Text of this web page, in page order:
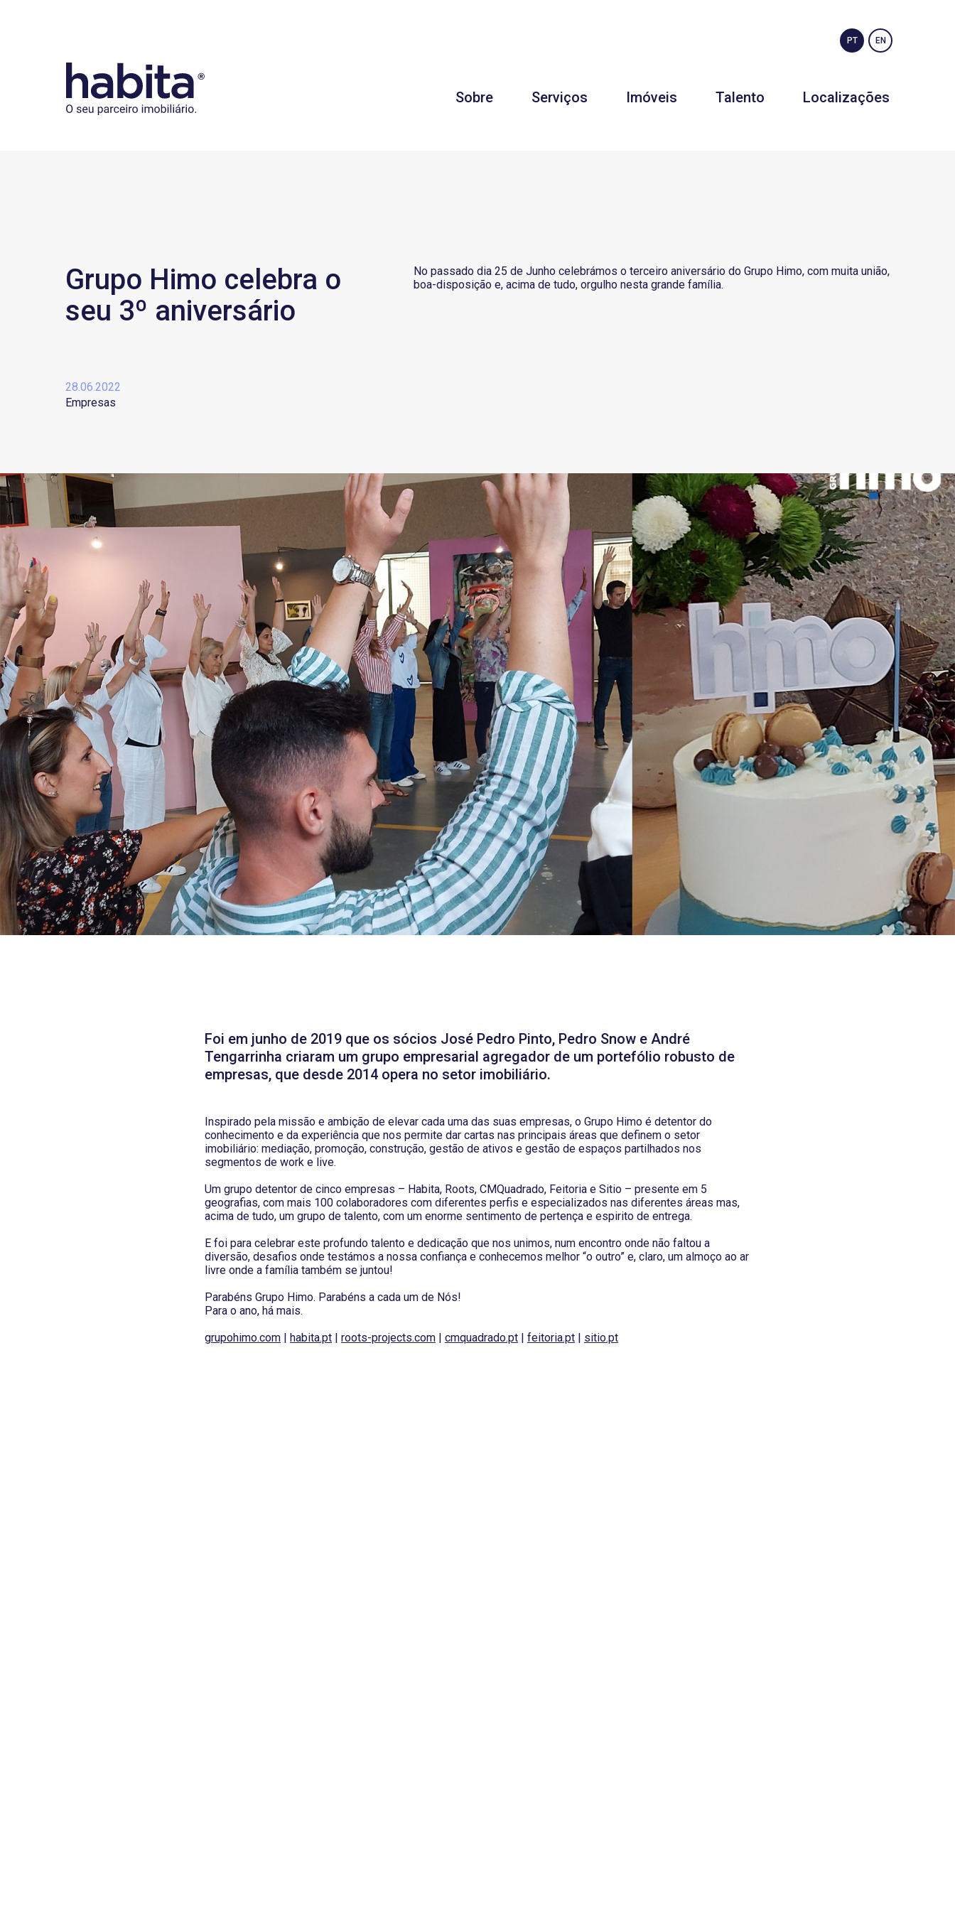
PT EN
Sobre Serviços Imóveis Talento Localizações
Grupo Himo celebra o
seu 3º aniversário
No passado dia 25 de Junho celebrámos o terceiro aniversário do Grupo Himo, com muita união,
boa-disposição e, acima de tudo, orgulho nesta grande família.
28.06.2022
Empresas
Foi em junho de 2019 que os sócios José Pedro Pinto, Pedro Snow e André
Tengarrinha criaram um grupo empresarial agregador de um portefólio robusto de
empresas, que desde 2014 opera no setor imobiliário.
Inspirado pela missão e ambição de elevar cada uma das suas empresas, o Grupo Himo é detentor do
conhecimento e da experiência que nos permite dar cartas nas principais áreas que definem o setor
imobiliário: mediação, promoção, construção, gestão de ativos e gestão de espaços partilhados nos
segmentos de work e live.
Um grupo detentor de cinco empresas – Habita, Roots, CMQuadrado, Feitoria e Sitio – presente em 5
geografias, com mais 100 colaboradores com diferentes perfis e especializados nas diferentes áreas mas,
acima de tudo, um grupo de talento, com um enorme sentimento de pertença e espirito de entrega.
E foi para celebrar este profundo talento e dedicação que nos unimos, num encontro onde não faltou a
diversão, desafios onde testámos a nossa confiança e conhecemos melhor “o outro” e, claro, um almoço ao ar
livre onde a família também se juntou!
Parabéns Grupo Himo. Parabéns a cada um de Nós!
Para o ano, há mais.
grupohimo.com | habita.pt | roots-projects.com | cmquadrado.pt | feitoria.pt | sitio.pt